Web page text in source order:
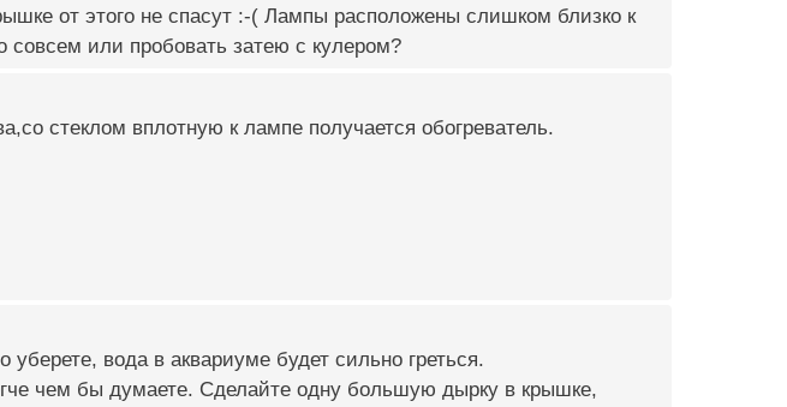
от этого не спасут :-( Лампы расположены слишком близко к
совсем или пробовать затею с кулером?
стеклом вплотную к лампе получается обогреватель.
вода в аквариуме будет сильно греться.
чем бы думаете. Сделайте одну большую дырку в крышке,